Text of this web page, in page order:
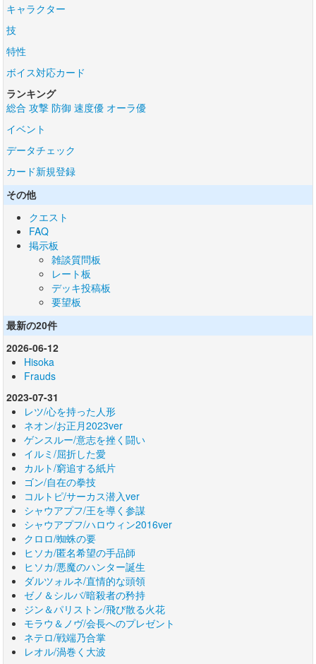
キャラクター
技
特性
ボイス対応カード
ランキング
総合 攻撃 防御 速度優 オーラ優
イベント
データチェック
カード新規登録
その他
クエスト
FAQ
掲示板
雑談質問板
レート板
デッキ投稿板
要望板
最新の20件
2026-06-12
Hisoka
Frauds
2023-07-31
レツ/心を持った人形
ネオン/お正月2023ver
ゲンスルー/意志を挫く闘い
イルミ/屈折した愛
カルト/窮追する紙片
ゴン/自在の拳技
コルトピ/サーカス潜入ver
シャウアプフ/王を導く参謀
シャウアプフ/ハロウィン2016ver
クロロ/蜘蛛の要
ヒソカ/匿名希望の手品師
ヒソカ/悪魔のハンター誕生
ダルツォルネ/直情的な頭領
ゼノ＆シルバ/暗殺者の矜持
ジン＆パリストン/飛び散る火花
モラウ＆ノヴ/会長へのプレゼント
ネテロ/戦端乃合掌
レオル/渦巻く大波